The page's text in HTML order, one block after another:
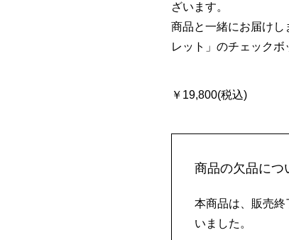
ざいます。
商品と一緒にお届けし
レット」のチェックボ
￥19,800(税込)
商品の欠品につ
本商品は、販売
いました。